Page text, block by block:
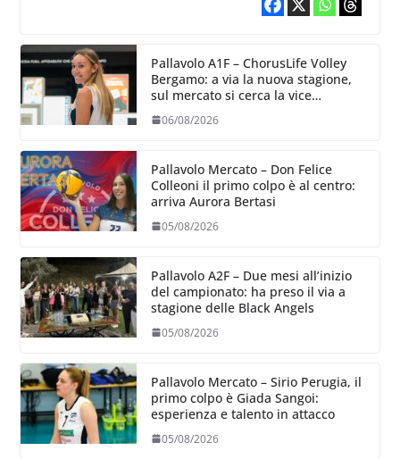
Pallavolo A1F – ChorusLife Volley
Bergamo: a via la nuova stagione,
sul mercato si cerca la vice
Ungureanu
06/08/2026
Pallavolo Mercato – Don Felice
Colleoni il primo colpo è al centro:
arriva Aurora Bertasi
05/08/2026
Pallavolo A2F – Due mesi all’inizio
del campionato: ha preso il via a
stagione delle Black Angels
05/08/2026
Pallavolo Mercato – Sirio Perugia, il
primo colpo è Giada Sangoi:
esperienza e talento in attacco
05/08/2026